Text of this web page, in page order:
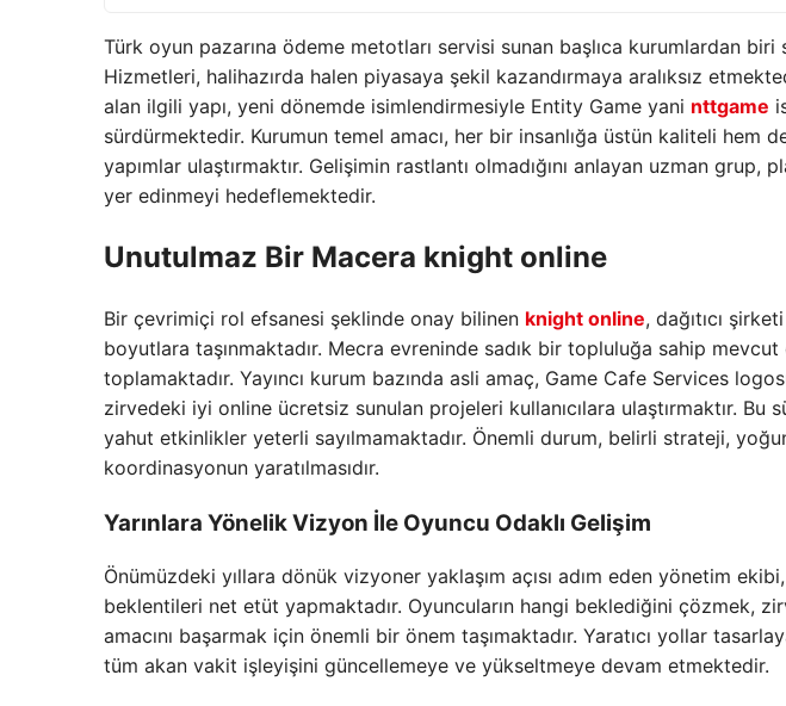
Türk oyun pazarına ödeme metotları servisi sunan başlıca kurumlardan biri
Hizmetleri, halihazırda halen piyasaya şekil kazandırmaya aralıksız
alan ilgili yapı, yeni dönemde isimlendirmesiyle Entity Game yani nttgame
sürdürmektedir. Kurumun temel amacı, her bir insanlığa üstün kaliteli hem
yapımlar ulaştırmaktır. Gelişimin rastlantı olmadığını anlayan uzman grup,
yer edinmeyi hedeflemektedir.
Unutulmaz Bir Macera knight online
Bir çevrimiçi rol efsanesi şeklinde onay bilinen knight online, dağıtıcı
boyutlara taşınmaktadır. Mecra evreninde sadık bir topluluğa sahip mevcut
toplamaktadır. Yayıncı kurum bazında asli amaç, Game Cafe Services
zirvedeki iyi online ücretsiz sunulan projeleri kullanıcılara ulaştırmaktır. Bu
yahut etkinlikler yeterli sayılmamaktadır. Önemli durum, belirli strateji,
koordinasyonun yaratılmasıdır.
Yarınlara Yönelik Vizyon İle Oyuncu Odaklı Gelişim
Önümüzdeki yıllara dönük vizyoner yaklaşım açısı adım eden yönetim
beklentileri net etüt yapmaktadır. Oyuncuların hangi beklediğini çözmek,
amacını başarmak için önemli bir önem taşımaktadır. Yaratıcı yollar
tüm akan vakit işleyişini güncellemeye ve yükseltmeye devam etmektedir.